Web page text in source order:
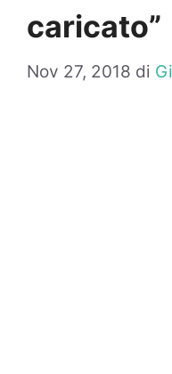
caricato”
Nov 27, 2018 di